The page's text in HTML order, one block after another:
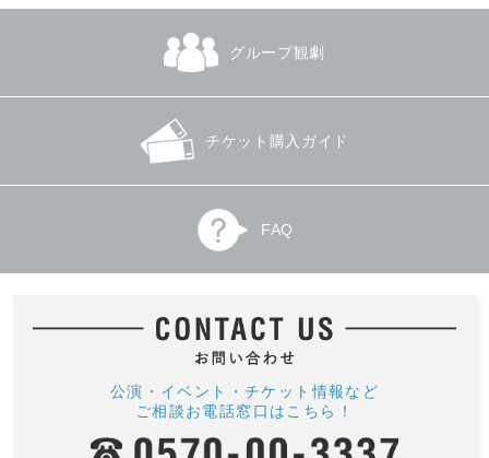
グループ観劇
チケット購入ガイド
FAQ
公演・イベント・チケット情報など
ご相談お電話窓口はこちら！